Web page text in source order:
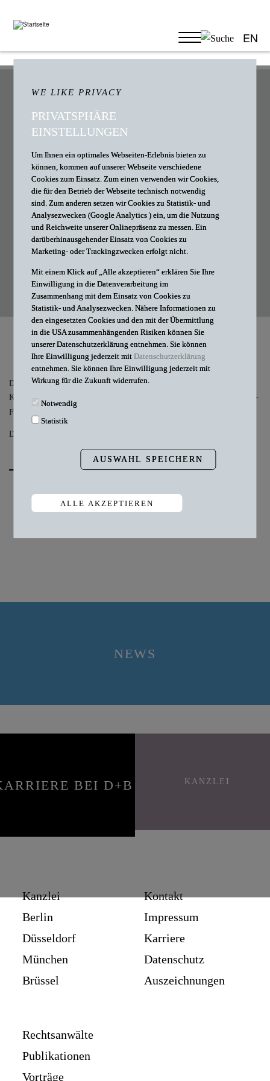
EN
PUBLIKATIONEN
OK Alle
Dr. iur. Sabrina Neuendorf
Kommuikationslösungen für Ärzte - eine rechtliche Betrachtung (Teil 2 -
Fax, Messenger und Co)
Die Urologie 10/2022.
NEWS
BEI D+B KANZLEI
Kanzlei
Berlin
Düsseldorf
München
Brüssel
Kontakt
Impressum
Karriere
Datenschutz
Auszeichnungen
Rechtsanwälte
Publikationen
Vorträge
WE LIKE PRIVACY
PRIVATSPHÄRE
EINSTELLUNGEN
Um Ihnen ein optimales Webseiten-Erlebnis bieten zu
können, kommen auf unserer Webseite verschiedene
Cookies zum Einsatz. Zum einen verwenden wir Cookies,
die für den Betrieb der Webseite technisch notwendig
sind. Zum anderen setzen wir Cookies zu Statistik- und
Analysezwecken (Google Analytics ) ein, um die Nutzung
und Reichweite unserer Onlinepräsenz zu messen. Ein
darüberhinausgehender Einsatz von Cookies zu
Marketing- oder Trackingzwecken erfolgt nicht.
Mit einem Klick auf „Alle akzeptieren“ erklären Sie Ihre
Einwilligung in die Datenverarbeitung im
Zusammenhang mit dem Einsatz von Cookies zu
Statistik- und Analysezwecken. Nähere Informationen zu
den eingesetzten Cookies und den mit der Übermittlung
in die USA zusammenhängenden Risiken können Sie
unserer Datenschutzerklärung entnehmen. Sie können
Ihre Einwilligung jederzeit mitDatenschutzerklärung
entnehmen. Sie können Ihre Einwilligung jederzeit mit
Wirkung für die Zukunft widerrufen.
Notwendig
Statistik
AUSWAHL SPEICHERN
ALLE AKZEPTIEREN
Zustimmung zurückziehen